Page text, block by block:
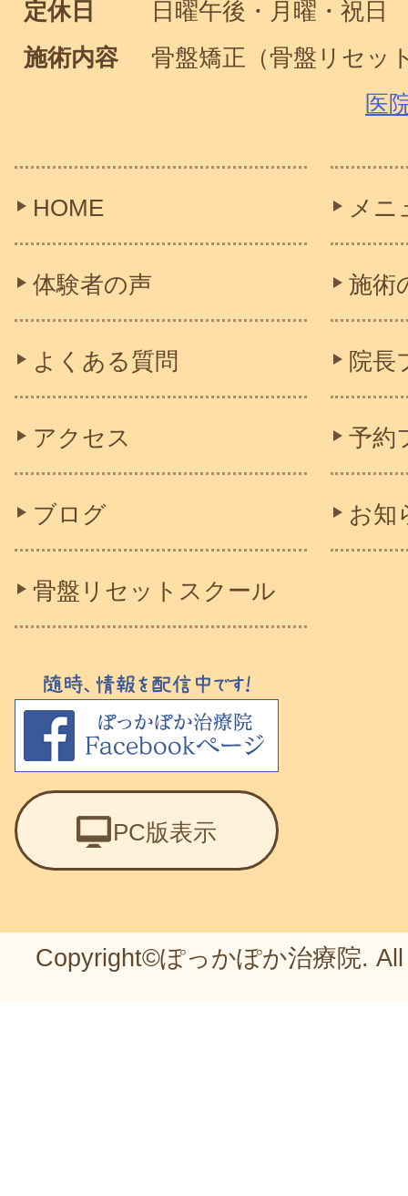
定休日
日曜午後・月曜・祝日
施術内容
骨盤矯正（骨盤リセッ
医
HOME
体験者の声
よくある質問
アクセス
ブログ
骨盤リセットスクール
メニ
施術
院長
予約
お知
PC版表示
Copyright©ぽっかぽか治療院.